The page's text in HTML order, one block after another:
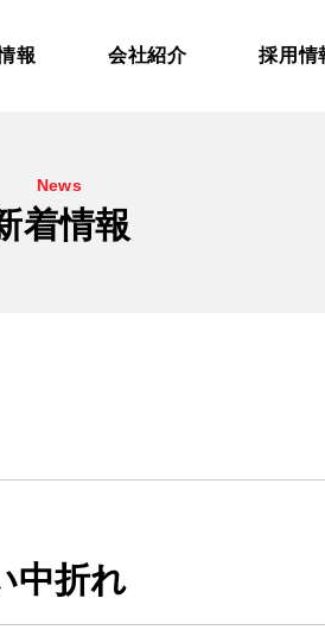
報 会社紹介 採用情
News
着情報
中折れ